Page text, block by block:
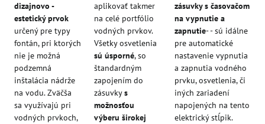
dizajnovo -
estetický prvok
určený pre typy
fontán, pri ktorých
nie je možná
podzemná
inštalácia nádrže
na vodu. Zväčša
sa využívajú pri
vodných prvkoch,
aplikovať takmer
na celé portfólio
vodných prvkov.
Všetky osvetlenia
sú úsporné, so
štandardným
zapojením do
zásuvkys
možnosťou
výberu širokej
zásuvky s časovačom
na vypnutie a
zapnutie- - sú idálne
pre automatické
nastavenie vypnutia
a zapnutia vodného
prvku, osvetlenia, či
iných zariadení
napojených na tento
elektrický stĺpik.